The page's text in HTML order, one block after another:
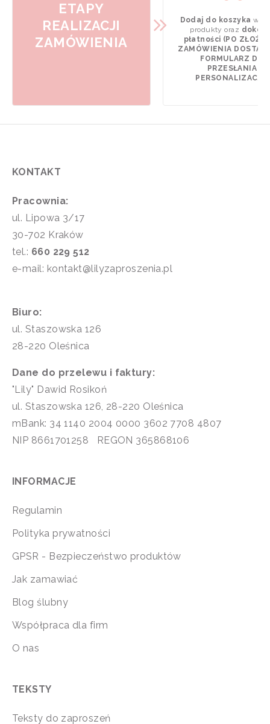
ETAPY
REALIZACJI
ZAMÓWIENIA
Dodaj do koszyka
produkty oraz
płatności (PO
ZAMÓWIENIA
FORMULARZ DO
PRZESŁANIA
PERSONALIZACJI).
KONTAKT
Pracownia:
ul. Lipowa 3/17
30-702 Kraków
tel.: 660 229 512
e-mail: kontakt@lilyzaproszenia.pl
Biuro:
ul. Staszowska 126
28-220 Oleśnica
Dane do przelewu i faktury:
"Lily" Dawid Rosikoń
ul. Staszowska 126, 28-220 Oleśnica
mBank: 34 1140 2004 0000 3602 7708 4807
NIP 8661701258 REGON 365868106
INFORMACJE
Regulamin
Polityka prywatności
GPSR - Bezpieczeństwo produktów
Jak zamawiać
Blog ślubny
Współpraca dla firm
O nas
TEKSTY
Teksty do zaproszeń